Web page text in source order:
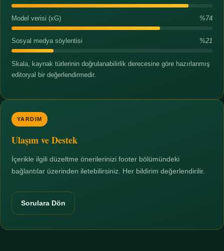
Model verisi (xG) %74
Sosyal medya söylentisi %21
Skala, kaynak türlerinin doğrulanabilirlik derecesine göre hazırlanmış
editoryal bir değerlendirmedir.
YARDIM
Ulaşım ve Destek
İçerikle ilgili düzeltme önerilerinizi footer bölümündeki
bağlantılar üzerinden iletebilirsiniz. Her bildirim değerlendirilir.
Sorulara Dön